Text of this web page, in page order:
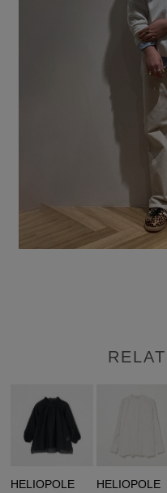
HELIOPOLE HELIOPOLE